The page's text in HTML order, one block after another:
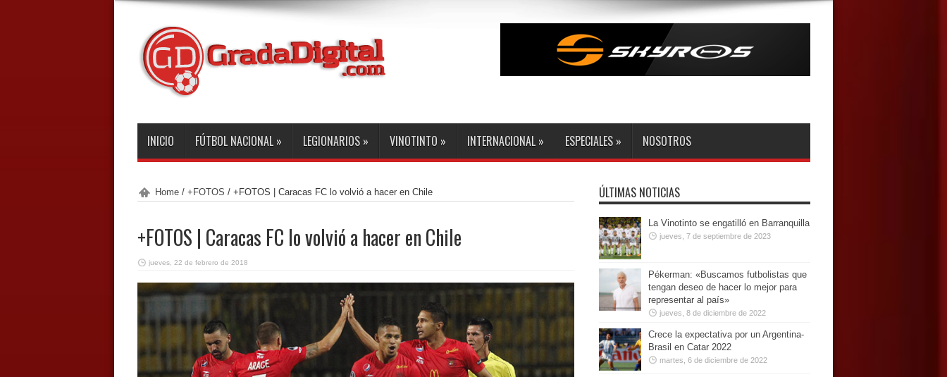
INICIO FÚTBOL NACIONAL » LEGIONARIOS » VINOTINTO » INTERNACIONAL » ESPECIALES » NOSOTROS
Home/ +FOTOS / +FOTOS | Caracas FC lo volvió a hacer en Chile
+FOTOS | Caracas FC lo volvió a hacer en Chile
jueves, 22 de febrero de 2018
ÚLTIMAS NOTICIAS
La Vinotinto se engatilló en Barranquilla
jueves, 7 de septiembre de 2023
Pékerman: «Buscamos futbolistas que
tengan deseo de hacer lo mejor para
representar al país»
jueves, 8 de diciembre de 2022
Crece la expectativa por un Argentina-
Brasil en Catar 2022
martes, 6 de diciembre de 2022